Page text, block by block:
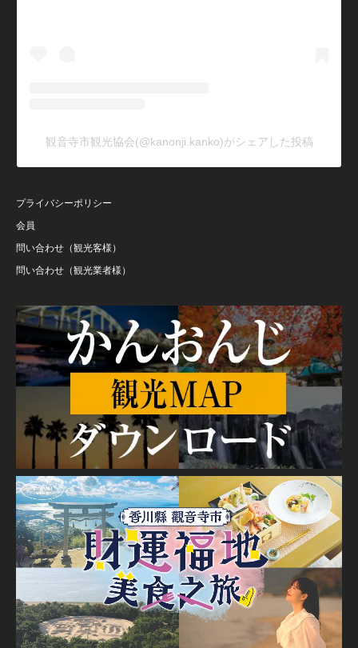
観音寺市観光協会(@kanonji.kanko)がシェアした投稿
プライバシーポリシー
会員
問い合わせ（観光客様）
問い合わせ（観光業者様）